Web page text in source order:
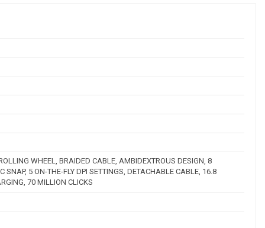
WHEEL, BRAIDED CABLE, AMBIDEXTROUS DESIGN, 8
5 ON-THE-FLY DPI SETTINGS, DETACHABLE CABLE, 16.8
70 MILLION CLICKS